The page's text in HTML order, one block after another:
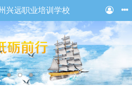
兴远职业培训学校